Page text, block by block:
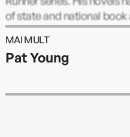
of state and national book
Portland, Oregon.
MAI MULT
Pat Young